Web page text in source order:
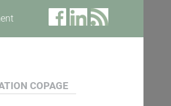
COPAGE